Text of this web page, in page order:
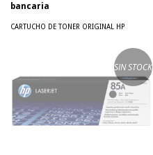
bancaria
CARTUCHO DE TONER ORIGINAL HP
SIN STOCK